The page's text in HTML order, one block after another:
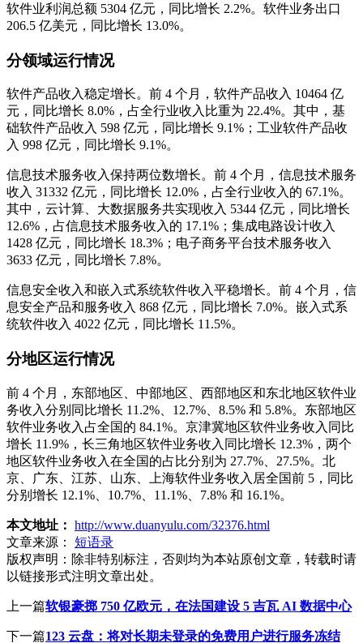
软件业利润总额 5304 亿元，同比增长 2.2%。软件业务出口
206.5 亿美元，同比增长 13.0%。
分领域运行情况
软件产品收入稳定增长。前 4 个月，软件产品收入 10464 亿
元，同比增长 8.0%，占全行业收入比重为 22.4%。其中，基
础软件产品收入 598 亿元，同比增长 9.1%；工业软件产品收
入 998 亿元，同比增长 9.1%。
信息技术服务收入保持两位数增长。前 4 个月，信息技术服务
收入 31332 亿元，同比增长 12.0%，占全行业收入的 67.1%。
其中，云计算、大数据服务共实现收入 5344 亿元，同比增长
12.6%，占信息技术服务收入的 17.1%；集成电路设计收入
1428 亿元，同比增长 18.3%；电子商务平台技术服务收入
3633 亿元，同比增长 7.8%。
信息安全收入和嵌入式系统软件收入平稳增长。前 4 个月，信
息安全产品和服务收入 868 亿元，同比增长 7.0%。嵌入式系
统软件收入 4022 亿元，同比增长 11.5%。
分地区运行情况
前 4 个月，东部地区、中部地区、西部地区和东北地区软件业
务收入分别同比增长 11.2%、12.7%、8.5% 和 5.8%。东部地区
软件业务收入占全国的 84.1%。京津冀地区软件业务收入同比
增长 11.9%，长三角地区软件业务收入同比增长 12.3%，两个
地区软件业务收入在全国的占比分别为 27.7%、27.5%。北
京、广东、江苏、山东、上海软件业务收入居全国前 5，同比
分别增长 12.1%、10.7%、11.1%、7.8% 和 16.1%。
本文地址： http://www.duanyulu.com/32376.html
文章来源：
短语录
版权声明： 除非特别标注，否则均为本站原创文章，转载时请
以链接形式注明文章出处。
上一篇软银豪掷 750 亿欧元，在法国建设 5 吉瓦 AI 数据中心
下一篇123 云盘：将对长期未登录的免费用户进行服务冻结